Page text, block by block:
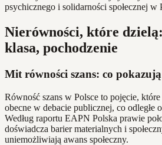
Nierówności, które
klasa, pochodzenie
Mit równości szans: co
Równość szans w Polsce to pojęcie,
obecne w debacie publicznej, co odległe
Według raportu EAPN Polska prawie
doświadcza barier materialnych i
uniemożliwiają awans społeczny.